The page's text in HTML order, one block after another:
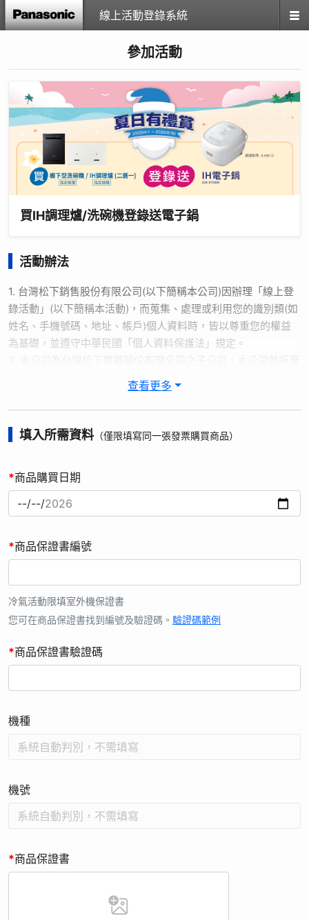
線上活動登錄系統
參加活動
買IH調理爐/洗碗機登錄送電子鍋
活動辦法
1. 台灣松下銷售股份有限公司(以下簡稱本公司)因辦理「線上登
錄活動」(以下簡稱本活動)，而蒐集、處理或利用您的識別類(如
姓名、手機號碼、地址、帳戶)個人資料時，皆以尊重您的權益
為基礎，並遵守中華民國「個人資料保護法」規定。
集取得之您的個人資料，將提供台灣松下電器股份有限公司儲存
及管理，本公司及台灣松下電器股份有限公司，在提供優良服務
的同時會依個人資料保護法及相關法令之規定下，依本公司隱私
權保護政策，蒐集、處理及利用您的個人資料。
3. 本次活動贈品限寄送台、澎、金、馬。您同意並授權本公司得
之個人資料(例如收件人姓名、地址、聯絡電話)提供予相關合作
業者，本公司將會善盡監督之責。
4. 本活動僅適用「台灣松下銷售股份有限公司」販售之上述指定
5. 本活動須於活動時間內，購買指定商品，完成活動登錄，如未
品保證書編號為準。
6. 活動登錄者保證所有填寫資料或提出之資料均為真實且正確，
無任何違法且未冒用或盜用任何第三人資料。任何不實或不符資
間購買之商品的「商品機號」、「保證書編號」等，如經查證將
取消贈品資格，不另行公告。
7. 個人資料利用之期間：特定目的存續期間、依相關法令所定
契約就資料之保存所定之保存年限（以期限最長者為準）。您的
個人資料原則上僅會以電子檔形式於我國境內供本公司作為辦理
本活動之處理或利用，不移作其他用途。
客服務中心請求行使下列權利： 1. 查詢或請求閱覽。 2. 請求製
給複製本。 3. 請求補充或更正。 4. 請求停止蒐集、處理或利
用。 5. 請求刪除。
資料或提供不完全時，本公司將無法進行必要之處理作業，致無
法讓您參加本活動。
10. 經檢舉或查證註冊者有直接或間接以不正常手法進行網路註
冊行為，本公司有權取消其贈品資格，並保留法律追訴權。
查看更多
填入所需資料（僅限填寫同一張發票購買商品）
*商品購買日期
*商品保證書編號
冷氣活動限填室外機保證書
您可在商品保證書找到編號及驗證碼。 驗證碼範例
*商品保證書驗證碼
機種
機號
*商品保證書